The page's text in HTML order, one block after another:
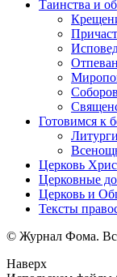
Таинства и
Готовимся к
Церковь
Церковные
Церковь и
Тексты
© Журнал Фома.
Наверх